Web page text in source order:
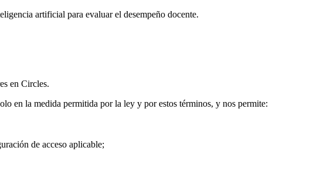
artificial para evaluar el desempeño docente.
en Circles.
en la medida permitida por la ley y por estos términos, y nos permite:
de acceso aplicable;